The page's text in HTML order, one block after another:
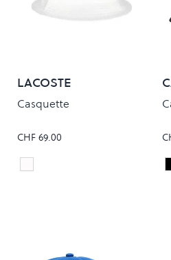
LACOSTE
Casquette
CHF 69.00
Colour
Blanc